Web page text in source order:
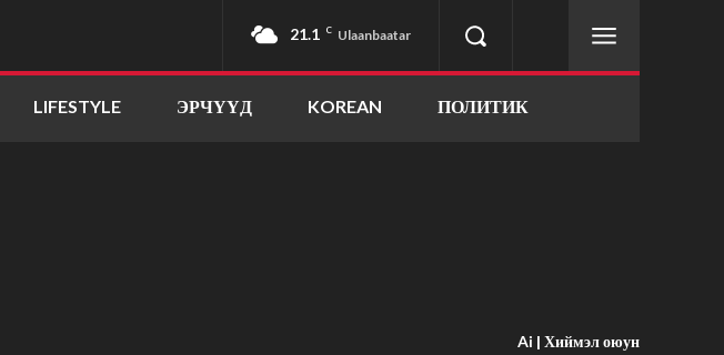
21.1 C Ulaanbaatar
LIFESTYLE ЭРЧҮҮД KOREAN ПОЛИТИК
Ai | Хиймэл оюун